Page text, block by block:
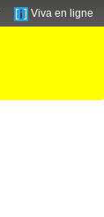
Viva en ligne